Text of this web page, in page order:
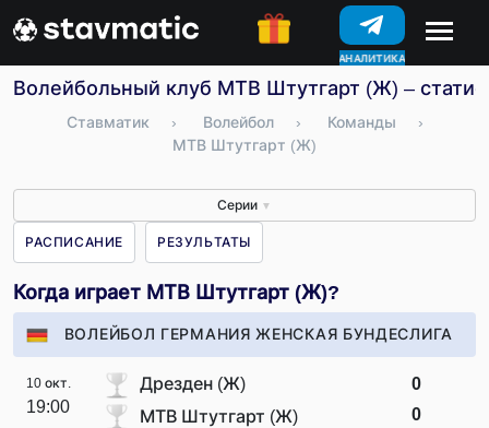
АНАЛИТИКА
КОНКУРСЫ
Волейбольный клуб МТВ Штутгарт (Ж) –
Ставматик › Волейбол › Команды
›
МТВ Штутгарт (Ж)
Серии ▼
РАСПИСАНИЕ РЕЗУЛЬТАТЫ
Когда играет МТВ Штутгарт (Ж)?
ВОЛЕЙБОЛ ГЕРМАНИЯ ЖЕНСКАЯ БУНДЕСЛИГА
10 окт.
19:00
Дрезден (Ж)
МТВ Штутгарт (Ж)
0
0